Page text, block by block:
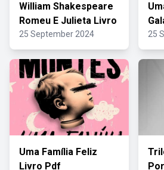
William Shakespeare
Romeu E Julieta Livro
25 September 2024 25
Uma Família Feliz
Livro Pdf